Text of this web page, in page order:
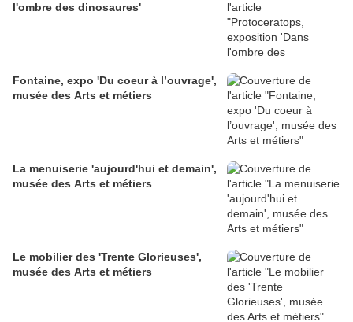
l'ombre des dinosaures'
Fontaine, expo 'Du coeur à l’ouvrage',
musée des Arts et métiers
La menuiserie 'aujourd'hui et demain',
musée des Arts et métiers
Le mobilier des 'Trente Glorieuses',
musée des Arts et métiers